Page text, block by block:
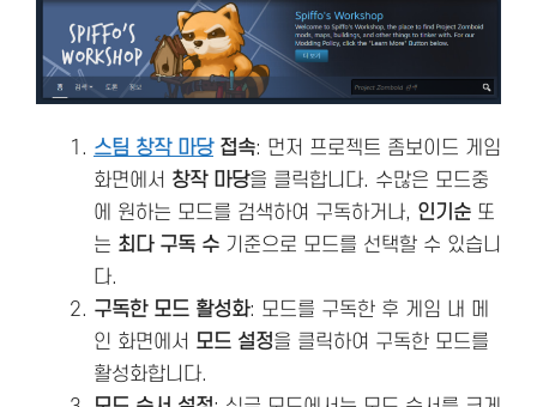
스팀 창작 마당접속: 먼저 프로젝트 좀보이드 게임
화면에서 창작 마당을 클릭합니다. 수많은 모드중
에 원하는 모드를 검색하여 구독하거나, 인기순 또
는 최다 구독 수 기준으로 모드를 선택할 수 있습니
다.
구독한 모드 활성화: 모드를 구독한 후 게임 내 메
인 화면에서 모드 설정을 클릭하여 구독한 모드를
활성화합니다.